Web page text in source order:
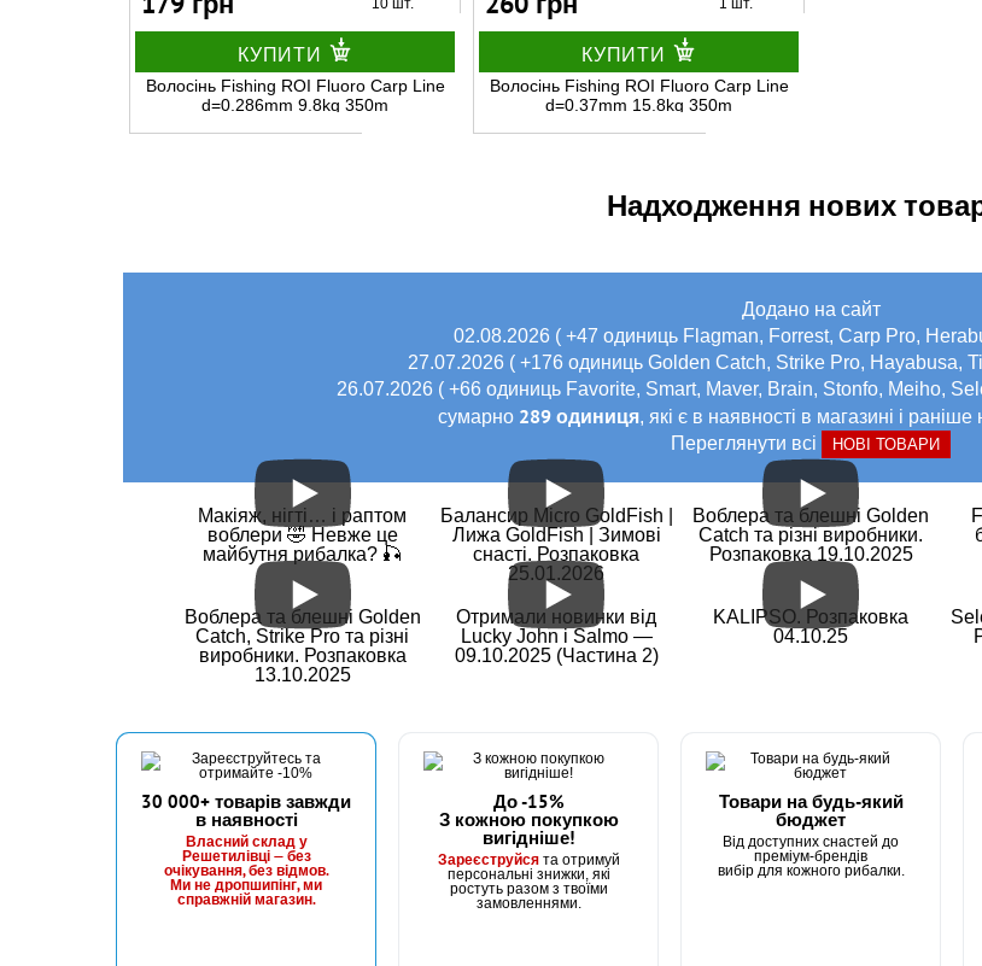
10 шт.
КУПИТИ
Волосінь Fishing ROI Fluoro Carp Line
d=0.286mm 9.8kg 350m
1 шт.
КУПИТИ
Волосінь Fishing ROI Fluoro Carp Line
d=0.37mm 15.8kg 350m
Надходження нових
Додано на сайт
02.08.2026 ( +47 одиниць Flagman, Forrest, Carp Pro,
27.07.2026 ( +176 одиниць Golden Catch, Strike Pro, Hayabusa,
26.07.2026 ( +66 одиниць Favorite, Smart, Maver, Brain, Stonfo, Meiho,
сумарно 289 одиниця, які є в наявності в магазині і
Переглянути всі
НОВІ ТОВАРИ
Макіяж, нігті… і раптом
воблери 🤣 Невже це
майбутня рибалка? 🎣
Балансир Micro GoldFish |
Лижа GoldFish | Зимові
снасті. Розпаковка
25.01.2026
Воблера та блешні Golden
Catch та різні виробники.
Розпаковка 19.10.2025
Воблера та блешні Golden
Catch, Strike Pro та різні
виробники. Розпаковка
13.10.2025
Отримали новинки від
Lucky John і Salmo —
09.10.2025 (Частина 2)
KALIPSO. Розпаковка
04.10.25
30 000+ товарів завжди
в наявності
Власний склад у
Решетилівці — без
очікування, без відмов.
Ми не дропшипінг, ми
справжній магазин.
До -15%
З кожною покупкою
вигідніше!
Зареєструйсята отримуй
персональні знижки, які
ростуть разом з твоїми
замовленнями.
Товари на будь-який
бюджет
Від доступних снастей до
преміум-брендів
вибір для кожного рибалки.